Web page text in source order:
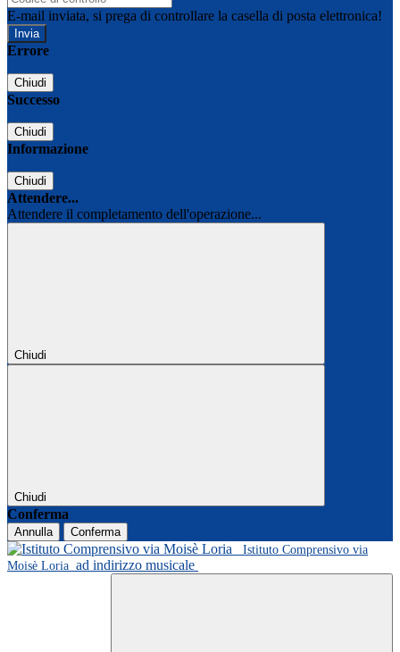
E-mail inviata, si prega di controllare la casella di posta elettronica!
Errore
Chiudi
Successo
Chiudi
Informazione
Chiudi
Attendere...
Attendere il completamento dell'operazione...
Chiudi
Chiudi
Conferma
Annulla
Conferma
Istituto Comprensivo via
Moisè Loria ad indirizzo musicale